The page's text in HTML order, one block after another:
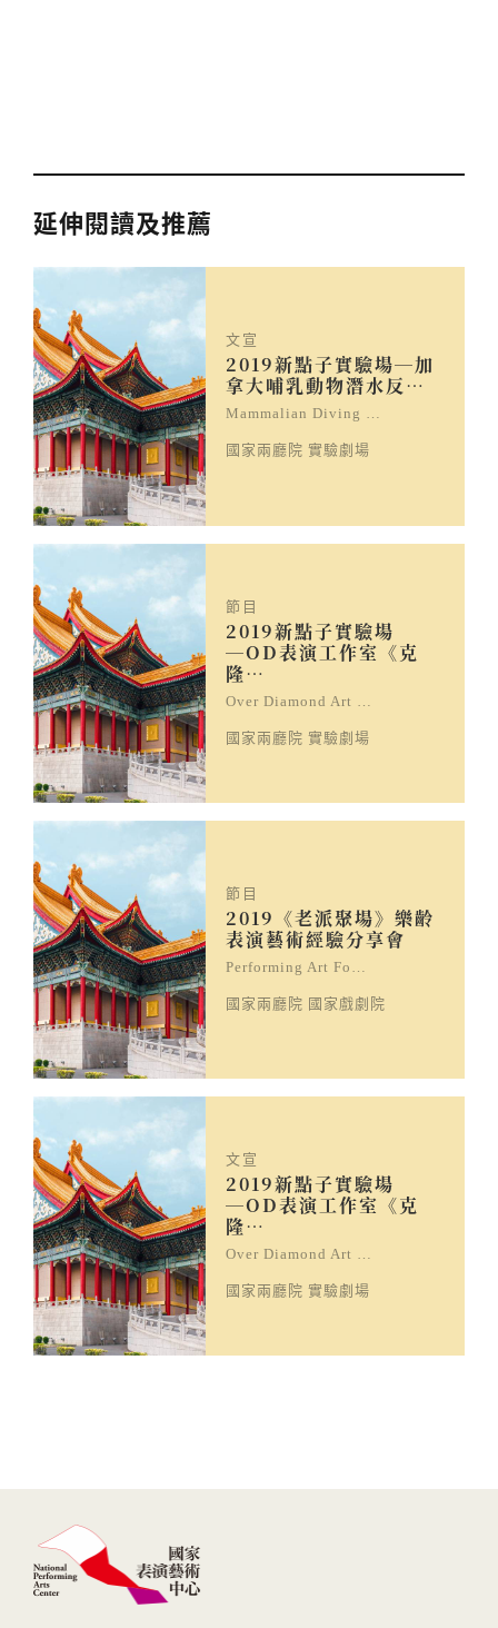
延伸閱讀及推薦
文宣
2019新點子實驗場─加
拿大哺乳動物潛水反…
Mammalian Diving …
國家兩廳院 實驗劇場
節目
2019新點子實驗場
─OD表演工作室《克
隆…
Over Diamond Art …
國家兩廳院 實驗劇場
節目
2019《老派聚場》樂齡
表演藝術經驗分享會
Performing Art Fo…
國家兩廳院 國家戲劇院
文宣
2019新點子實驗場
─OD表演工作室《克
隆…
Over Diamond Art …
國家兩廳院 實驗劇場